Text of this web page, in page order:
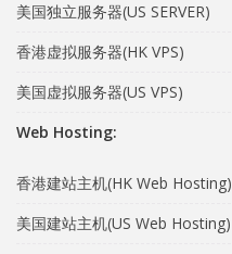
美国独立服务器(US SERVER)
香港虚拟服务器(HK VPS)
美国虚拟服务器(US VPS)
Web Hosting:
香港建站主机(HK Web Hosting)
美国建站主机(US Web Hosting)